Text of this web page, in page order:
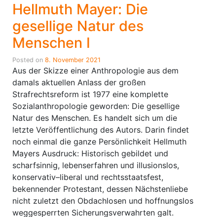
Hellmuth Mayer: Die
gesellige Natur des
Menschen I
Posted on 8. November 2021
Aus der Skizze einer Anthropologie aus dem
damals aktuellen Anlass der großen
Strafrechtsreform ist 1977 eine komplette
Sozialanthropologie geworden: Die gesellige
Natur des Menschen. Es handelt sich um die
letzte Veröffentlichung des Autors. Darin findet
noch einmal die ganze Persönlichkeit Hellmuth
Mayers Ausdruck: Historisch gebildet und
scharfsinnig, lebenserfahren und illusionslos,
konservativ–liberal und rechtsstaatsfest,
bekennender Protestant, dessen Nächstenliebe
nicht zuletzt den Obdachlosen und hoffnungslos
weggesperrten Sicherungsverwahrten galt.